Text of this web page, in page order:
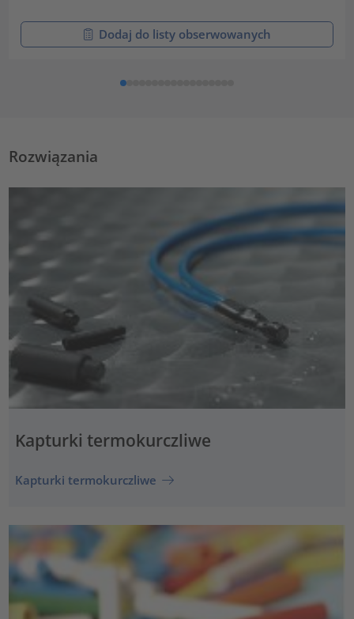
Dodaj do listy obserwowanych
Rozwiązania
Kapturki termokurczliwe
Kapturki termokurczliwe